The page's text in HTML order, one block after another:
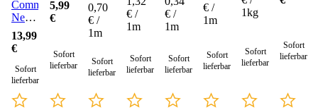
Commando
Netzschal
190 x
90
cm
13,99
€
Sofort
lieferbar
5,99
€
Sofort
lieferbar
0,70
€ /
1m
Sofort
lieferbar
€ /
1m
Sofort
lieferbar
€ /
1m
Sofort
lieferbar
€ /
1m
Sofort
lieferbar
1kg
Sofort
lieferbar
Sofort
lieferbar